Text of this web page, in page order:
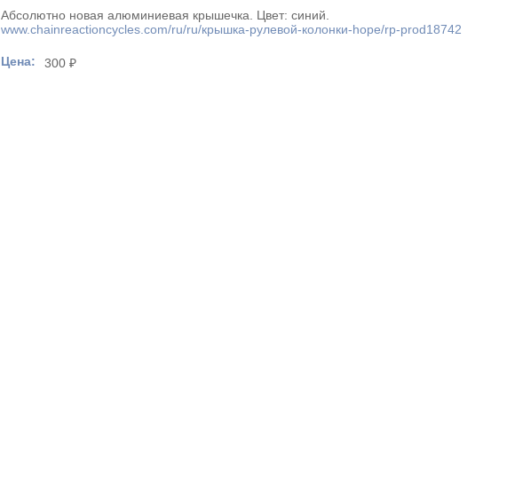
Абсолютно новая алюминиевая крышечка. Цвет: синий.
www.chainreactioncycles.com/ru/ru/крышка-рулевой-колонки-hope/rp-prod18742
Цена: 300 ₽